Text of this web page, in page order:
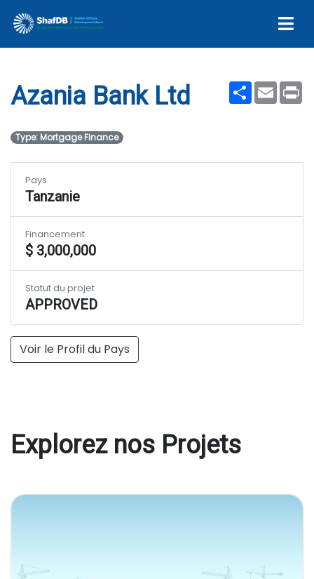
Azania Bank Ltd
ShareEmail
Azania Bank Ltd
Type: Mortgage Finance
Voir le Profil du Pays
Pays
Tanzanie
Financement
$ 3,000,000
Statut du projet
APPROVED
Explorez nos Projets